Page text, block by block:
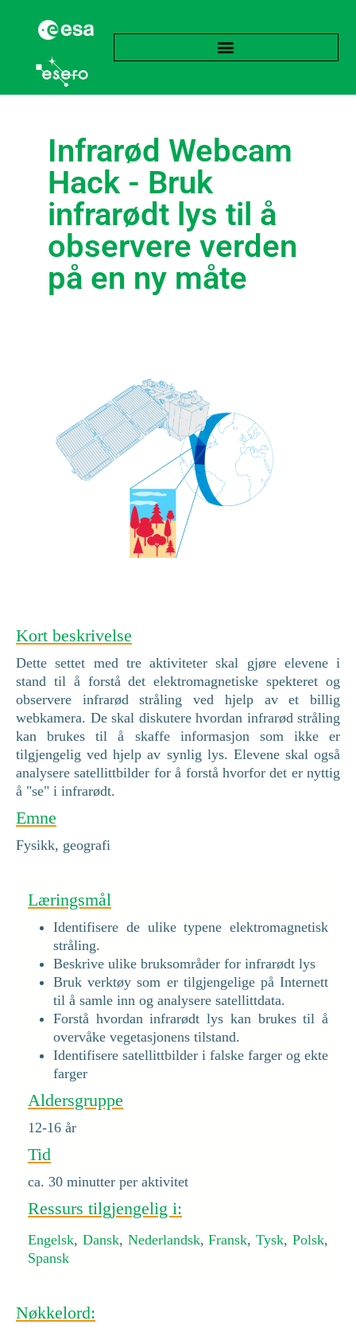
Infrarød Webcam
Hack - Bruk
infrarødt lys til å
observere verden
på en ny måte
Kort beskrivelse
Dette settet med tre aktiviteter skal gjøre elevene i
stand til å forstå det elektromagnetiske spekteret og
observere infrarød stråling ved hjelp av et billig
webkamera. De skal diskutere hvordan infrarød stråling
kan brukes til å skaffe informasjon som ikke er
tilgjengelig ved hjelp av synlig lys. Elevene skal også
analysere satellittbilder for å forstå hvorfor det er nyttig
å "se" i infrarødt.
Emne
Fysikk, geografi
Læringsmål
Identifisere de ulike typene elektromagnetisk
stråling.
Beskrive ulike bruksområder for infrarødt lys
Bruk verktøy som er tilgjengelige på Internett
til å samle inn og analysere satellittdata.
Forstå hvordan infrarødt lys kan brukes til å
overvåke vegetasjonens tilstand.
Identifisere satellittbilder i falske farger og ekte
farger
Aldersgruppe
12-16 år
Tid
ca. 30 minutter per aktivitet
Ressurs tilgjengelig i:
Engelsk, Dansk, Nederlandsk,Fransk,Tysk,Polsk,
Spansk
Nøkkelord: